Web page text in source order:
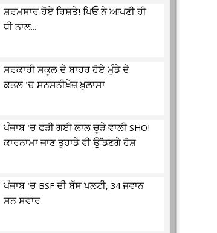
ਸ਼ਰਮਸਾਰ ਹੋਏ ਰਿਸ਼ਤੇ! ਪਿਓ ਨੇ ਆਪਣੀ ਹੀ
ਧੀ ਨਾਲ...
ਸਰਕਾਰੀ ਸਕੂਲ ਦੇ ਬਾਹਰ ਹੋਏ ਮੁੰਡੇ ਦੇ
ਕਤਲ 'ਚ ਸਨਸਨੀਖੇਜ਼ ਖ਼ੁਲਾਸਾ
ਪੰਜਾਬ 'ਚ ਫੜੀ ਗਈ ਲਾਲ ਚੂੜੇ ਵਾਲੀ SHO!
ਕਾਰਨਾਮਾ ਜਾਣ ਤੁਹਾਡੇ ਵੀ ਉੱਡਣਗੇ ਹੋਸ਼
ਪੰਜਾਬ 'ਚ BSF ਦੀ ਬੱਸ ਪਲਟੀ, 34 ਜਵਾਨ
ਸਨ ਸਵਾਰ